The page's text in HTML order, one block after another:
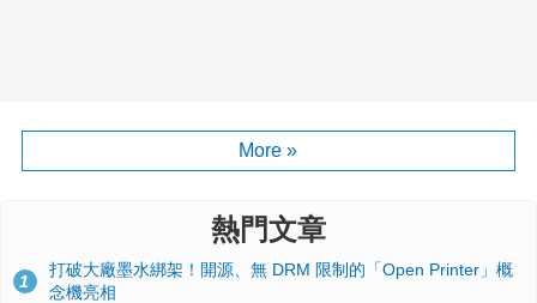
More »
熱門文章
1
打破大廠墨水綁架！開源、無 DRM 限制的「Open Printer」概
念機亮相